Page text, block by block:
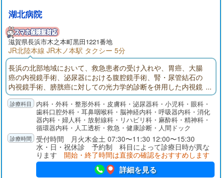
湖北病院
滋賀県長浜市木之本町黒田1221番地
JR北陸本線 JR木ノ本駅 タクシー 5分
長浜の北部地域において、救急患者の受け入れや、胃癌、大腸
癌の内視鏡手術、泌尿器における腹腔鏡手術、腎・尿管結石の
内視鏡手術、膀胱癌に対しての光力学的診断を併用した内視鏡
手術などの急性期医療を担っています。透析センターにおいて
は、北部地域唯一の透析施設として透析患者さんを受け入れて
います。県のモデル事業として併設した介護老人保健施設や、
地域包括支援センターの院内開設などを通じて医療と介護の円
滑な橋渡しを行っています。
内科・外科・整形外科・皮膚科・泌尿器科・小児科・眼科・
歯科口腔外科・耳鼻咽喉科・脳神経内科・呼吸器内科・消化
器内科・婦人科・放射線科・リハビリ科・麻酔科・精神科・
循環器内科・人工透析・救急・健康診断・人間ドック
受付時間 月火木金土 07:30〜11:30 12:00〜15:30
水・日・祝休診 予約制 科目によって診療日時が異な
ります 開始・終了時間は直接の確認をおすすめします
詳細を見る